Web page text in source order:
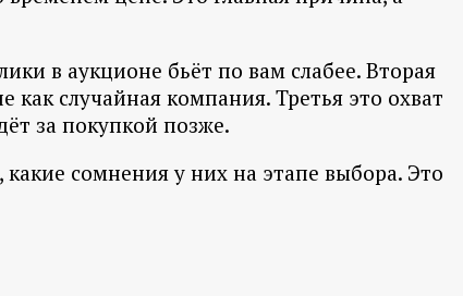
в аукционе бьёт по вам слабее. Вторая
случайная компания. Третья это охват
за покупкой позже.
сомнения у них на этапе выбора. Это